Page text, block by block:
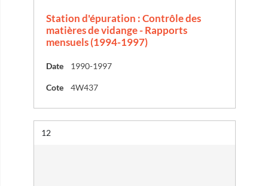
Station d'épuration : Contrôle des
matières de vidange - Rapports
mensuels (1994-1997)
Date 1990-1997
Cote 4W437
Résultat n°
12